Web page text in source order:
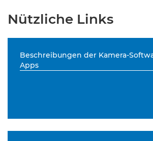
Nützliche Links
Beschreibungen der Kamera-
Apps